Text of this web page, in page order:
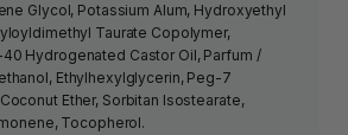
Glycol, Potassium Alum, Hydroxyethyl
Taurate Copolymer,
Hydrogenated Castor Oil, Parfum /
Ethylhexylglycerin, Peg-7
Ether, Sorbitan Isostearate,
Tocopherol.